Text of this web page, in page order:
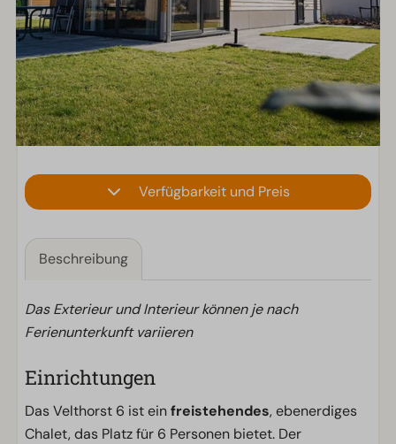
Verfügbarkeit und Preis
Beschreibung
Das Exterieur und Interieur können je nach
Ferienunterkunft variieren
Einrichtungen
Das Velthorst 6 ist einfreistehendes, ebenerdiges
Chalet, das Platz für 6 Personen bietet. Der